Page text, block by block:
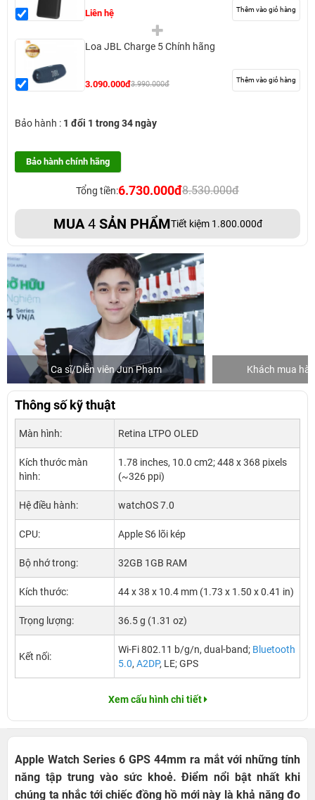
Liên hệ Thêm vào giỏ hàng
Loa JBL Charge 5 Chính hãng
3.090.000đ3.990.000đ Thêm vào giỏ hàng
Bảo hành : 1 đổi 1 trong 34 ngày
Bảo hành chính hãng
Tổng tiền:6.730.000đ8.530.000đ
MUA4SẢN PHẨMTiết kiệm 1.800.000đ
Ca sĩ/Diễn viên Jun Phạm Khách mua
Thông số kỹ thuật
Màn hình: Retina LTPO OLED
Kích thước màn
hình:
1.78 inches, 10.0 cm2; 448 x 368 pixels
(~326 ppi)
Hệ điều hành: watchOS 7.0
CPU: Apple S6 lõi kép
Bộ nhớ trong: 32GB 1GB RAM
Kích thước: 44 x 38 x 10.4 mm (1.73 x 1.50 x 0.41 in)
Trọng lượng: 36.5 g (1.31 oz)
Kết nối:
Wi-Fi 802.11 b/g/n, dual-band; Bluetooth
5.0, A2DP, LE; GPS
Xem cấu hình chi tiết
Apple Watch Series 6 GPS 44mm ra mắt với những tính
năng tập trung vào sức khoẻ. Điểm nổi bật nhất khi
chúng ta nhắc tới chiếc đồng hồ mới này là khả năng đo